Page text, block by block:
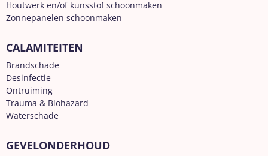
Houtwerk en/of kunsstof schoonmaken
Zonnepanelen schoonmaken
CALAMITEITEN
Brandschade
Desinfectie
Ontruiming
Trauma & Biohazard
Waterschade
GEVELONDERHOUD